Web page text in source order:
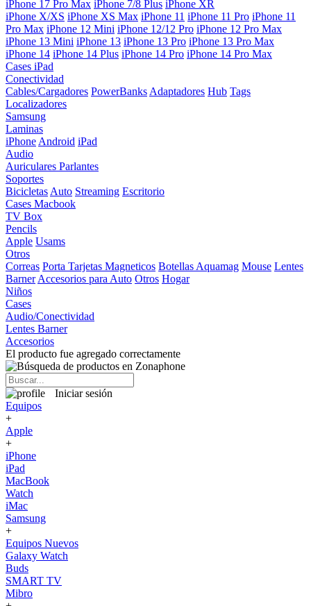
iPhone 17 Pro Max iPhone 7/8 Plus iPhone XR
iPhone X/XS iPhone XS Max iPhone 11 iPhone 11 Pro iPhone 11
Pro Max iPhone 12 Mini iPhone 12/12 Pro iPhone 12 Pro Max
iPhone 13 Mini iPhone 13 iPhone 13 Pro iPhone 13 Pro Max
iPhone 14 iPhone 14 Plus iPhone 14 Pro iPhone 14 Pro Max
Cases iPad
Conectividad
Cables/Cargadores PowerBanks Adaptadores Hub Tags
Localizadores
Samsung
Laminas
iPhone Android iPad
Audio
Auriculares Parlantes
Soportes
Bicicletas Auto Streaming Escritorio
Cases Macbook
TV Box
Pencils
Apple Usams
Otros
Correas Porta Tarjetas Magneticos Botellas Aquamag Mouse Lentes
Barner Accesorios para Auto Otros Hogar
Niños
Cases
Audio/Conectividad
Lentes Barner
Accesorios
El producto fue agregado correctamente
Iniciar sesión
Equipos
+
Apple
+
iPhone
iPad
MacBook
Watch
iMac
Samsung
+
Equipos Nuevos
Galaxy Watch
Buds
SMART TV
Mibro